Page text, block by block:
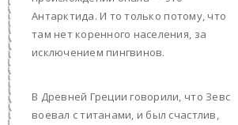
Антарктида. И то только потому, что
там нет коренного населения, за
исключением пингвинов.
В Древней Греции говорили, что Зевс
воевал с титанами, и был счастлив,